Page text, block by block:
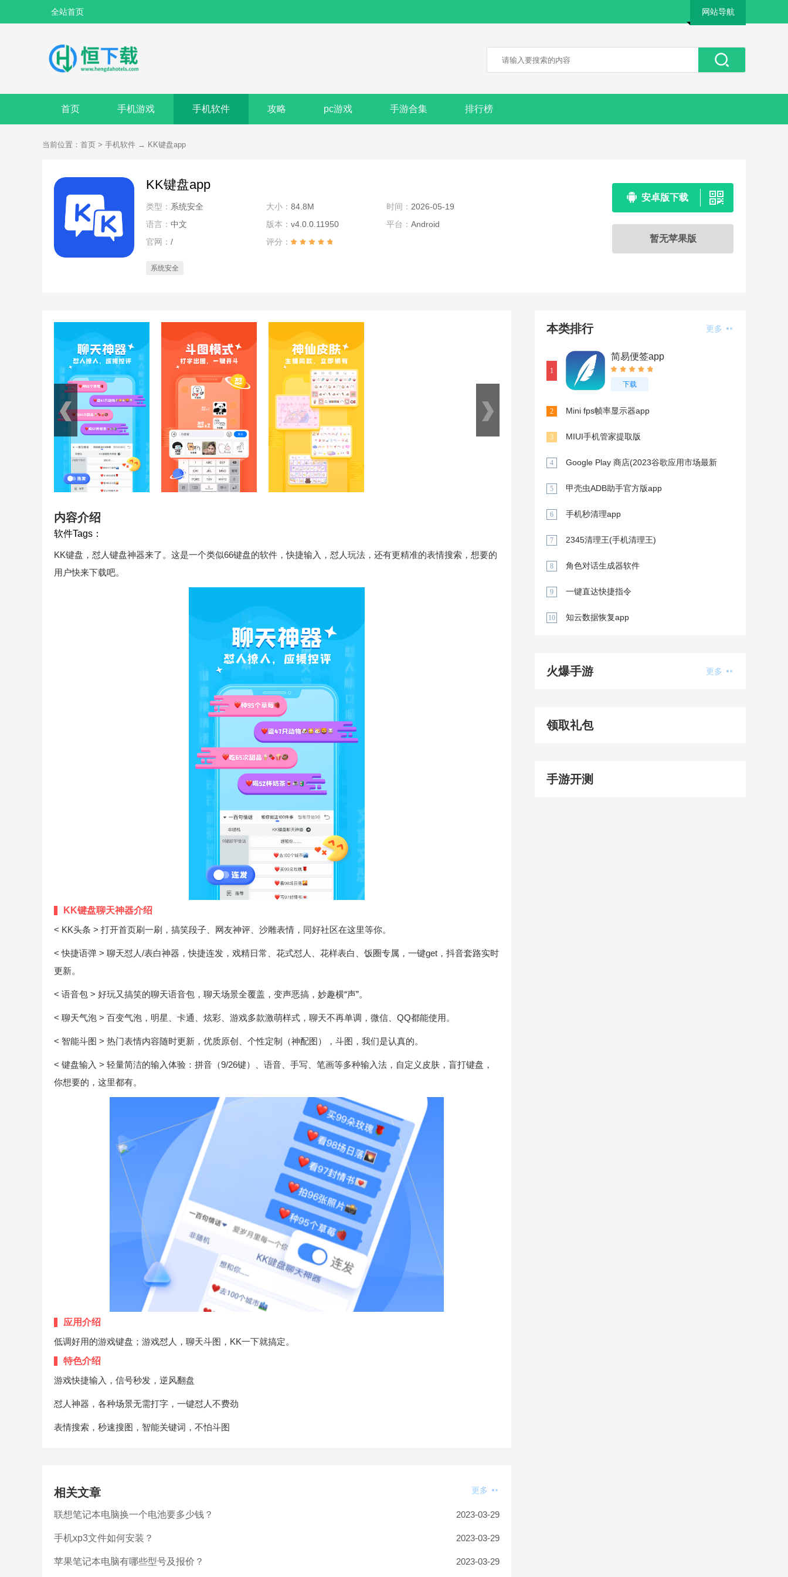
全站首页 网站导航
首页 手机游戏 手机软件 攻略 pc游戏 手游合集 排行榜
当前位置： 首页 > 手机软件 → KK键盘app
KK键盘app
类型： 系统安全 大小： 84.8M 时间： 2026-05-19
语言： 中文 版本： v4.0.0.11950 平台： Android
官网： / 评分：
系统安全
安卓版下载
暂无苹果版
内容介绍
软件Tags：
KK键盘，怼人键盘神器来了。这是一个类似66键盘的软件，快捷输入，怼人玩法，还有更精准的表情搜索，想要的
用户快来下载吧。
KK键盘聊天神器介绍
< KK头条 > 打开首页刷一刷，搞笑段子、网友神评、沙雕表情，同好社区在这里等你。
< 快捷语弹 > 聊天怼人/表白神器，快捷连发，戏精日常、花式怼人、花样表白、饭圈专属，一键get，抖音套路实时
更新。
< 语音包 > 好玩又搞笑的聊天语音包，聊天场景全覆盖，变声恶搞，妙趣横“声”。
< 聊天气泡 > 百变气泡，明星、卡通、炫彩、游戏多款激萌样式，聊天不再单调，微信、QQ都能使用。
< 智能斗图 > 热门表情内容随时更新，优质原创、个性定制（神配图），斗图，我们是认真的。
< 键盘输入 > 轻量简洁的输入体验：拼音（9/26键）、语音、手写、笔画等多种输入法，自定义皮肤，盲打键盘，
你想要的，这里都有。
应用介绍
低调好用的游戏键盘；游戏怼人，聊天斗图，KK一下就搞定。
特色介绍
游戏快捷输入，信号秒发，逆风翻盘
怼人神器，各种场景无需打字，一键怼人不费劲
表情搜索，秒速搜图，智能关键词，不怕斗图
相关文章 更多
联想笔记本电脑换一个电池要多少钱？ 2023-03-29
手机xp3文件如何安装？ 2023-03-29
苹果笔记本电脑有哪些型号及报价？ 2023-03-29
本类排行 更多
1
简易便签app
下载
2 Mini fps帧率显示器app
3 MIUI手机管家提取版
4
Google Play 商店(2023谷歌应用市场最新
5 甲壳虫ADB助手官方版app
6 手机秒清理app
7 2345清理王(手机清理王)
8 角色对话生成器软件
9 一键直达快捷指令
10 知云数据恢复app
火爆手游 更多
领取礼包
手游开测